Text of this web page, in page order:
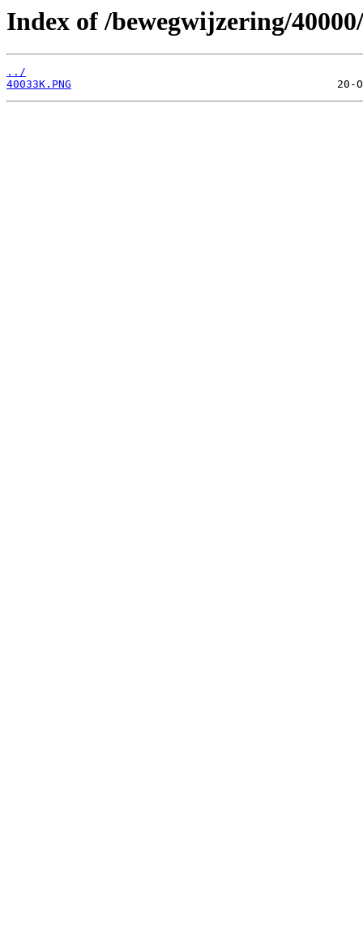
Index of /bewegwijzering/
../
40033K.PNG